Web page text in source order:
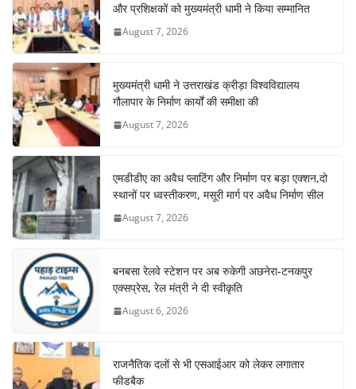
और प्रशिक्षकों को मुख्यमंत्री धामी ने किया सम्मानित
August 7, 2026
मुख्यमंत्री धामी ने उत्तराखंड क्रीड़ा विश्वविद्यालय
गौलापार के निर्माण कार्यों की समीक्षा की
August 7, 2026
एमडीडीए का अवैध प्लाटिंग और निर्माण पर बड़ा एक्शन,दो
स्थानों पर ध्वस्तीकरण, मसूरी मार्ग पर अवैध निर्माण सील
August 7, 2026
बनबसा रेलवे स्टेशन पर अब रुकेगी अछनेरा-टनकपुर
एक्सप्रेस, रेल मंत्री ने दी स्वीकृति
August 6, 2026
राजनैतिक दलों से भी एसआईआर को लेकर लगातार
फीडबैक